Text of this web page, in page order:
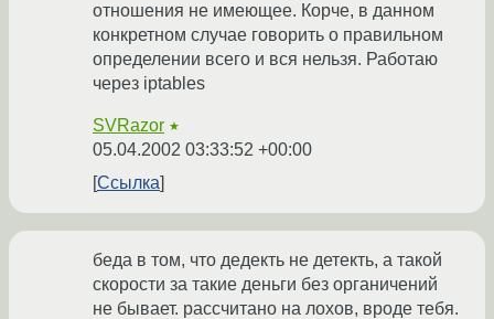
отношения не имеющее. Корче, в данном
конкретном случае говорить о правильном
определении всего и вся нельзя. Работаю
через iptables
SVRazor ★
05.04.2002 03:33:52 +00:00
Ссылка
беда в том, что дедекть не детекть, а такой
скорости за такие деньги без органичений
не бывает. рассчитано на лохов, вроде тебя.